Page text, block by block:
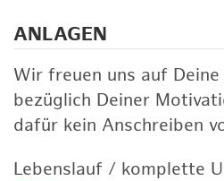
ANLAGEN
Wir freuen uns auf
bezüglich Deiner
dafür kein Anschreiben
Lebenslauf / komplette